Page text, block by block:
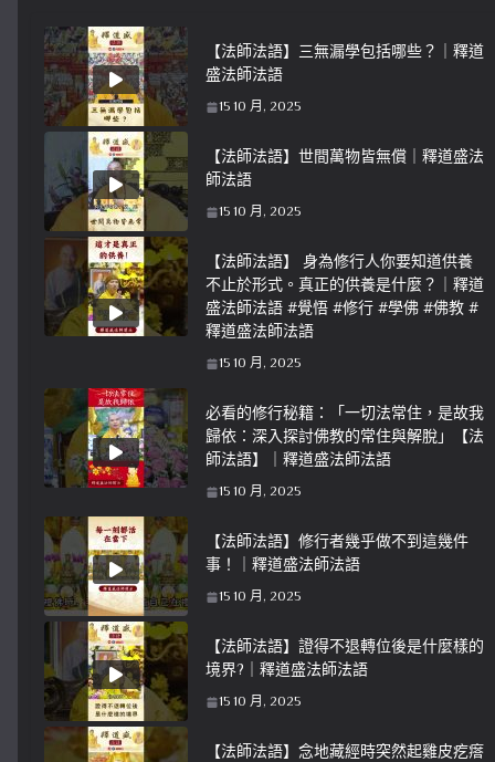
【法師法語】三無漏學包括哪些？｜釋道
盛法師法語
15 10 月, 2025
【法師法語】世間萬物皆無償｜釋道盛法
師法語
15 10 月, 2025
【法師法語】 身為修行人你要知道供養
不止於形式。真正的供養是什麼？｜釋道
盛法師法語 #覺悟 #修行 #學佛 #佛教 #
釋道盛法師法語
15 10 月, 2025
必看的修行秘籍：「一切法常住，是故我
歸依：深入探討佛教的常住與解脫」【法
師法語】｜釋道盛法師法語
15 10 月, 2025
【法師法語】修行者幾乎做不到這幾件
事！｜釋道盛法師法語
15 10 月, 2025
【法師法語】證得不退轉位後是什麼樣的
境界?｜釋道盛法師法語
15 10 月, 2025
【法師法語】念地藏經時突然起雞皮疙瘩